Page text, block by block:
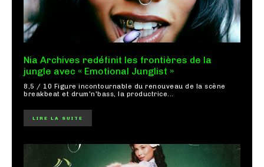
Nia Archives redéfinit les frontières de la
jungle avec « Emotional Junglist »
8,5 / 10 Figure incontournable du renouveau de la scène
breakbeat et drum'n'bass, la productrice...
LIRE LA SUITE